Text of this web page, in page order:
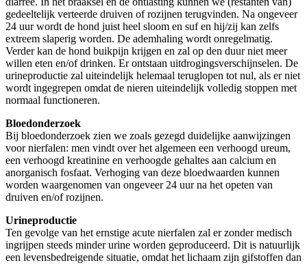
gedeeltelijk verteerde druiven of rozijnen terugvinden. Na ongeveer
24 uur wordt de hond juist heel sloom en suf en hij/zij kan zelfs
extreem slaperig worden. De ademhaling wordt onregelmatig.
Verder kan de hond buikpijn krijgen en zal op den duur niet meer
willen eten en/of drinken. Er ontstaan uitdrogingsverschijnselen. De
urineproductie zal uiteindelijk helemaal teruglopen tot nul, als er niet
wordt ingegrepen omdat de nieren uiteindelijk volledig stoppen met
normaal functioneren.
Bloedonderzoek
Bij bloedonderzoek zien we zoals gezegd duidelijke aanwijzingen
voor nierfalen: men vindt over het algemeen een verhoogd ureum,
een verhoogd kreatinine en verhoogde gehaltes aan calcium en
anorganisch fosfaat. Verhoging van deze bloedwaarden kunnen
worden waargenomen van ongeveer 24 uur na het opeten van
druiven en/of rozijnen.
Urineproductie
Ten gevolge van het ernstige acute nierfalen zal er zonder medisch
ingrijpen steeds minder urine worden geproduceerd. Dit is natuurlijk
een levensbedreigende situatie, omdat het lichaam zijn gifstoffen dan